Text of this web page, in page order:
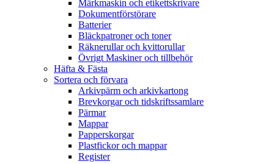
Märkmaskin och etikettskrivare
Dokumentförstörare
Batterier
Bläckpatroner och toner
Räknerullar och kvittorullar
Övrigt Maskiner och tillbehör
Häfta & Fästa
Sortera och förvara
Arkivpärm och arkivkartong
Brevkorgar och tidskriftssamlare
Pärmar
Mappar
Papperskorgar
Plastfickor och mappar
Register